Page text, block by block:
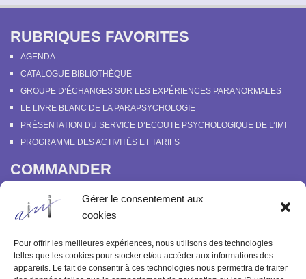
Gérer le consentement aux
cookies
Pour offrir les meilleures expériences, nous utilisons des technologies
telles que les cookies pour stocker et/ou accéder aux informations des
appareils. Le fait de consentir à ces technologies nous permettra de traiter
RUBRIQUES FAVORITES
AGENDA
CATALOGUE BIBLIOTHÈQUE
GROUPE D’ÉCHANGES SUR LES EXPÉRIENCES PARANORMALES
LE LIVRE BLANC DE LA PARAPSYCHOLOGIE
PRÉSENTATION DU SERVICE D’ECOUTE PSYCHOLOGIQUE DE L’IMI
PROGRAMME DES ACTIVITÉS ET TARIFS
COMMANDER
SOUTENIR L’INSTITUT MÉTAPSYCHIQUE
COMMANDER OU FEUILLETER “LE BULLETIN MÉTAPSYCHIQUE” ET
“MÉTAPSYCHIQUE”